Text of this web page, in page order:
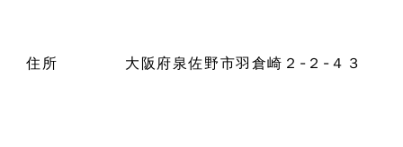
住所 大阪府泉佐野市羽倉崎２-２-４３